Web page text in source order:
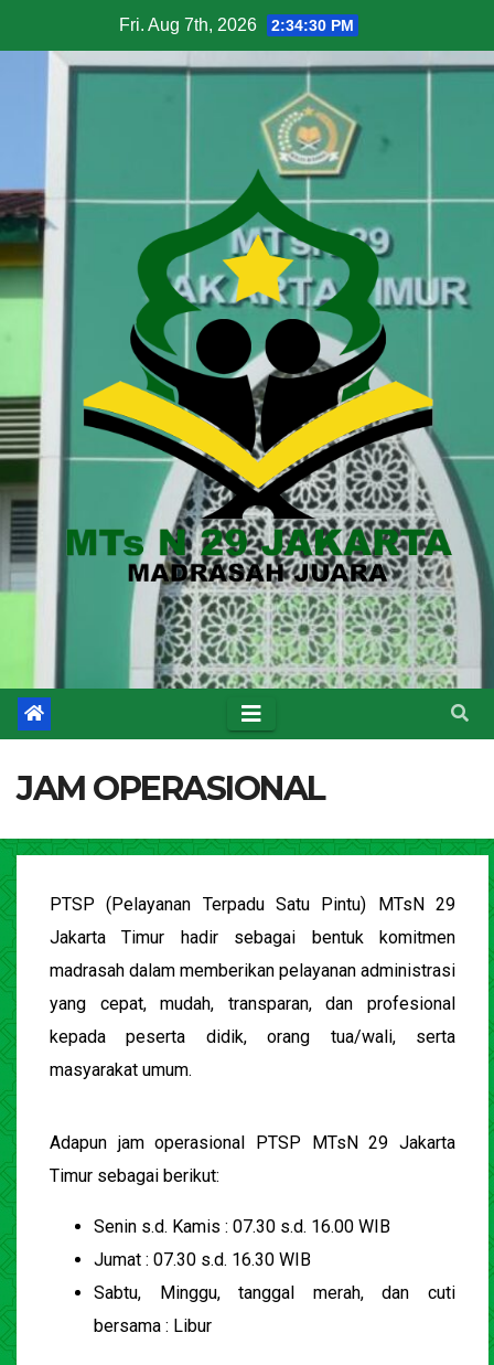
Fri. Aug 7th, 2026 2:34:31 PM
JAM OPERASIONAL
PTSP (Pelayanan Terpadu Satu Pintu) MTsN 29
Jakarta Timur hadir sebagai bentuk komitmen
madrasah dalam memberikan pelayanan administrasi
yang cepat, mudah, transparan, dan profesional
kepada peserta didik, orang tua/wali, serta
masyarakat umum.
Adapun jam operasional PTSP MTsN 29 Jakarta
Timur sebagai berikut:
Senin s.d. Kamis : 07.30 s.d. 16.00 WIB
Jumat : 07.30 s.d. 16.30 WIB
Sabtu, Minggu, tanggal merah, dan cuti
bersama : Libur